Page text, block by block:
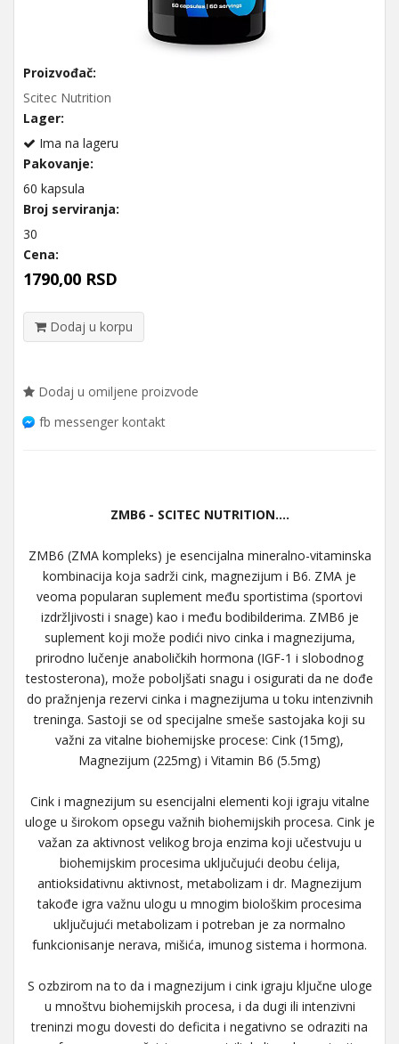
Proizvođač:
Scitec Nutrition
Lager:
Ima na lageru
Pakovanje:
60 kapsula
Broj serviranja:
30
Cena:
1790,00 RSD
Dodaj u korpu
Dodaj u omiljene proizvode
fb messenger kontakt
ZMB6 - SCITEC NUTRITION....
ZMB6 (ZMA kompleks) je esencijalna mineralno-vitaminska
kombinacija koja sadrži cink, magnezijum i B6. ZMA je
veoma popularan suplement među sportistima (sportovi
izdržljivosti i snage) kao i među bodibilderima. ZMB6 je
suplement koji može podići nivo cinka i magnezijuma,
prirodno lučenje anaboličkih hormona (IGF-1 i slobodnog
testosterona), može poboljšati snagu i osigurati da ne dođe
do pražnjenja rezervi cinka i magnezijuma u toku intenzivnih
treninga. Sastoji se od specijalne smeše sastojaka koji su
važni za vitalne biohemijske procese: Cink (15mg),
Magnezijum (225mg) i Vitamin B6 (5.5mg)
Cink i magnezijum su esencijalni elementi koji igraju vitalne
uloge u širokom opsegu važnih biohemijskih procesa. Cink je
važan za aktivnost velikog broja enzima koji učestvuju u
biohemijskim procesima uključujući deobu ćelija,
antioksidativnu aktivnost, metabolizam i dr. Magnezijum
takođe igra važnu ulogu u mnogim biološkim procesima
uključujući metabolizam i potreban je za normalno
funkcionisanje nerava, mišića, imunog sistema i hormona.
S ozbzirom na to da i magnezijum i cink igraju ključne uloge
u mnoštvu biohemijskih procesa, i da dugi ili intenzivni
treninzi mogu dovesti do deficita i negativno se odraziti na